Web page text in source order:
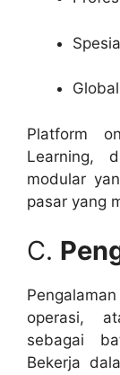
Platform
Learning,
modular
pasar yang
C.
operasi,
sebagai
Bekerja